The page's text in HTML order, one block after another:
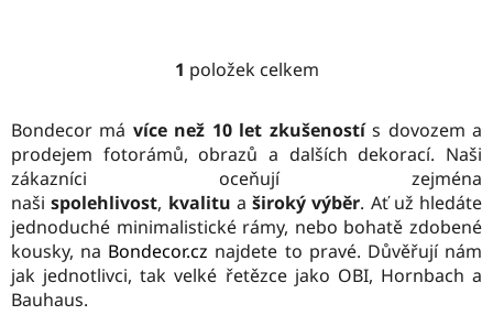
O
l
á
d
a
c
í
p
1 položek celkem
Bondecor má více než 10 let zkušenostís dovozem a
prodejem fotorámů, obrazů a dalších dekorací. Naši
zákazníci oceňují zejména
našispolehlivost, kvalitu a široký výběr. Ať už hledáte
jednoduché minimalistické rámy, nebo bohatě zdobené
kousky, na Bondecor.cz najdete to pravé. Důvěřují nám
jak jednotlivci, tak velké řetězce jako OBI, Hornbach a
Bauhaus.